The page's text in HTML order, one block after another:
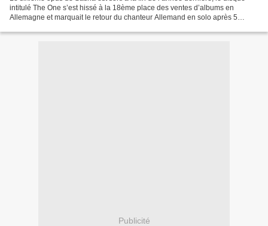
intitulé The One s’est hissé à la 18ème place des ventes d’albums en
Allemagne et marquait le retour du chanteur Allemand en solo après 5
Publicité